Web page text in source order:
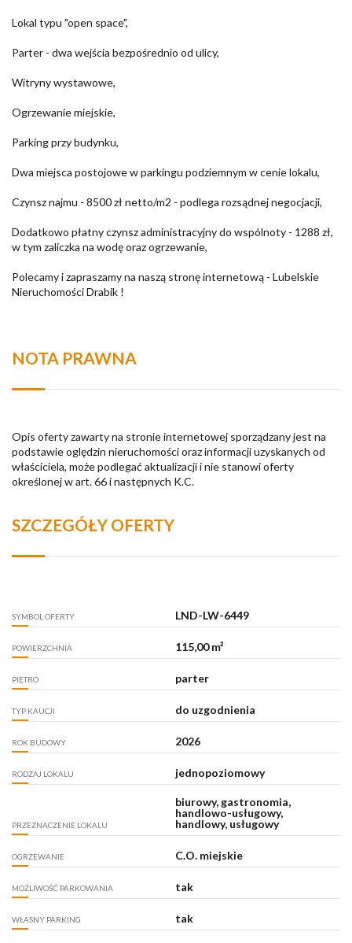
Lokal typu "open space",
Parter - dwa wejścia bezpośrednio od ulicy,
Witryny wystawowe,
Ogrzewanie miejskie,
Parking przy budynku,
Dwa miejsca postojowe w parkingu podziemnym w cenie lokalu,
Czynsz najmu - 8500 zł netto/m2 - podlega rozsądnej negocjacji,
Dodatkowo płatny czynsz administracyjny do wspólnoty - 1288 zł,
w tym zaliczka na wodę oraz ogrzewanie,
Polecamy i zapraszamy na naszą stronę internetową - Lubelskie
Nieruchomości Drabik !
NOTA PRAWNA
Opis oferty zawarty na stronie internetowej sporządzany jest na
podstawie oględzin nieruchomości oraz informacji uzyskanych od
właściciela, może podlegać aktualizacji i nie stanowi oferty
określonej w art. 66 i następnych K.C.
SZCZEGÓŁY OFERTY
SYMBOL OFERTY LND-LW-6449
POWIERZCHNIA 115,00 m²
PIĘTRO parter
TYP KAUCJI do uzgodnienia
ROK BUDOWY 2026
RODZAJ LOKALU jednopoziomowy
PRZEZNACZENIE LOKALU
biurowy, gastronomia,
handlowo-usługowy,
handlowy, usługowy
OGRZEWANIE C.O. miejskie
MOŻLIWOŚĆ PARKOWANIA tak
WŁASNY PARKING tak